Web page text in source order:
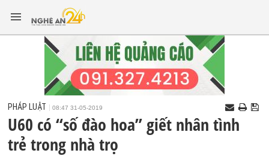
PHÁP LUẬT 08:47 31-05-2019
U60 có “số đào hoa” giết nhân tình
trẻ trong nhà trọ